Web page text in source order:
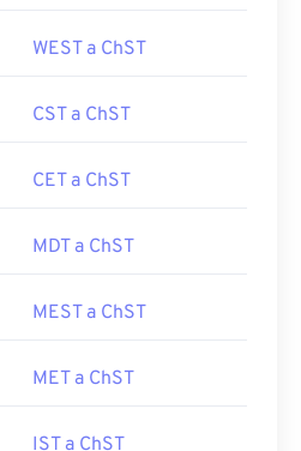
WEST a ChST
CST a ChST
CET a ChST
MDT a ChST
MEST a ChST
MET a ChST
IST a ChST